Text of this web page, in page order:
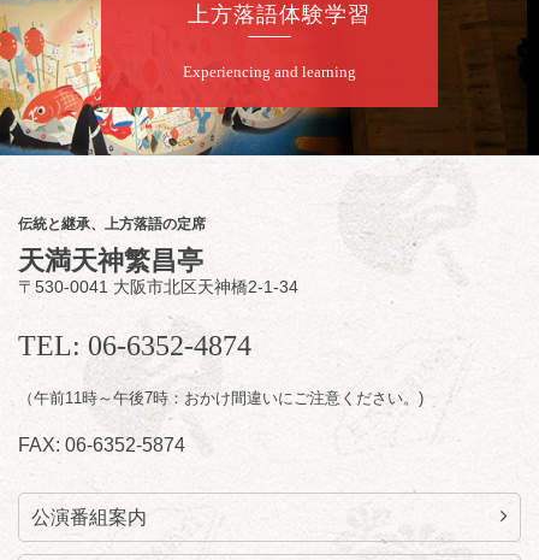
★菟道亭配信あり
夜
小痴楽・三語のさるごりら落語会 2026
開演：午後6時（5時30分開場）全席指定
前売3,500円 当日4,000円
お問合せ：FANYチケット 0570-550-
100(10:00～19:00受付)
上方落語体験学習
Experiencing and learning
伝統と継承、上方落語の定席
天満天神繁昌亭
〒530-0041 大阪市北区天神橋2-1-34
TEL: 06-6352-4874
（午前11時～午後7時：おかけ間違いにご注意ください。)
FAX: 06-6352-5874
公演番組案内